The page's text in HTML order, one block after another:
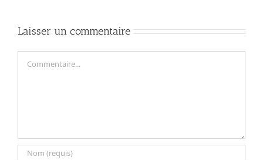
Laisser un commentaire